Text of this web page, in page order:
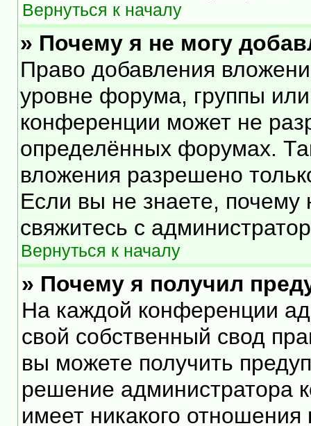
Вернуться к началу
» Почему я не могу
Право добавления
уровне форума, группы
конференции может не
определённых форумах.
вложения разрешено
Если вы не знаете,
свяжитесь с
Вернуться к началу
» Почему я получил
На каждой конференции
свой собственный свод
вы можете получить
решение администратора
имеет никакого